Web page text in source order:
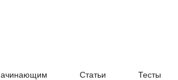
Cтатьи Тесты